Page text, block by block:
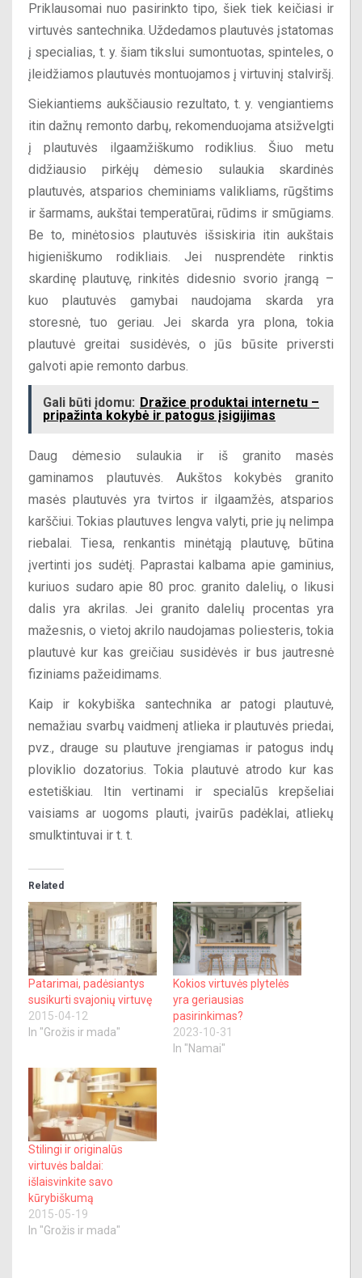
Priklausomai nuo pasirinkto tipo, šiek tiek keičiasi ir
virtuvės santechnika. Uždedamos plautuvės įstatomas
į specialias, t. y. šiam tikslui sumontuotas, spinteles, o
įleidžiamos plautuvės montuojamos į virtuvinį stalviršį.
Siekiantiems aukščiausio rezultato, t. y. vengiantiems
itin dažnų remonto darbų, rekomenduojama atsižvelgti
į plautuvės ilgaamžiškumo rodiklius. Šiuo metu
didžiausio pirkėjų dėmesio sulaukia skardinės
plautuvės, atsparios cheminiams valikliams, rūgštims
ir šarmams, aukštai temperatūrai, rūdims ir smūgiams.
Be to, minėtosios plautuvės išsiskiria itin aukštais
higieniškumo rodikliais. Jei nusprendėte rinktis
skardinę plautuvę, rinkitės didesnio svorio įrangą –
kuo plautuvės gamybai naudojama skarda yra
storesnė, tuo geriau. Jei skarda yra plona, tokia
plautuvė greitai susidėvės, o jūs būsite priversti
galvoti apie remonto darbus.
Gali būti įdomu: Dražice produktai internetu –
pripažinta kokybė ir patogus įsigijimas
Daug dėmesio sulaukia ir iš granito masės
gaminamos plautuvės. Aukštos kokybės granito
masės plautuvės yra tvirtos ir ilgaamžės, atsparios
karščiui. Tokias plautuves lengva valyti, prie jų nelimpa
riebalai. Tiesa, renkantis minėtąją plautuvę, būtina
įvertinti jos sudėtį. Paprastai kalbama apie gaminius,
kuriuos sudaro apie 80 proc. granito dalelių, o likusi
dalis yra akrilas. Jei granito dalelių procentas yra
mažesnis, o vietoj akrilo naudojamas poliesteris, tokia
plautuvė kur kas greičiau susidėvės ir bus jautresnė
fiziniams pažeidimams.
Kaip ir kokybiška santechnika ar patogi plautuvė,
nemažiau svarbų vaidmenį atlieka ir plautuvės priedai,
pvz., drauge su plautuve įrengiamas ir patogus indų
ploviklio dozatorius. Tokia plautuvė atrodo kur kas
estetiškiau. Itin vertinami ir specialūs krepšeliai
vaisiams ar uogoms plauti, įvairūs padėklai, atliekų
smulktintuvai ir t. t.
Related
Patarimai, padėsiantys
susikurti svajonių virtuvę
2015-04-12
In "Grožis ir mada"
Kokios virtuvės plytelės
yra geriausias
pasirinkimas?
2023-10-31
In "Namai"
Stilingi ir originalūs
virtuvės baldai:
išlaisvinkite savo
kūrybiškumą
2015-05-19
In "Grožis ir mada"